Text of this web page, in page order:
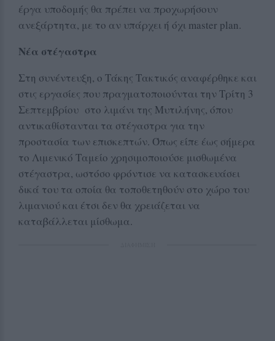
έργα υποδομής θα πρέπει να προχωρήσουν
ανεξάρτητα, με το αν υπάρχει ή όχι master plan.
Νέα στέγαστρα
Στη συνέντευξη, ο Τάκης Τακτικός αναφέρθηκε και
στις εργασίες που πραγματοποιούνται την Τρίτη 3
Σεπτεμβρίου στο λιμάνι της Μυτιλήνης, όπου
αντικαθίστανται τα στέγαστρα για την
προστασία των επισκεπτών. Όπως είπε έως σήμερα
το Λιμενικό Ταμείο χρησιμοποιούσε μισθωμένα
στέγαστρα, ωστόσο φρόντισε να κατασκευάσει
δικά του τα οποία θα τοποθετηθούν στο χώρο του
λιμανιού και έτσι δεν θα χρειάζεται να
καταβάλλεται μίσθωμα.